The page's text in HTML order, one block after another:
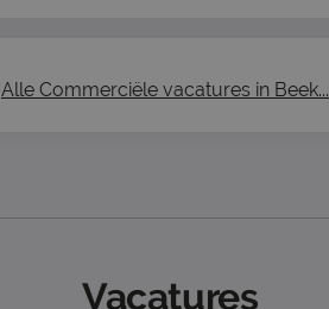
Alle Commerciële vacatures in Beek...
Vacatures